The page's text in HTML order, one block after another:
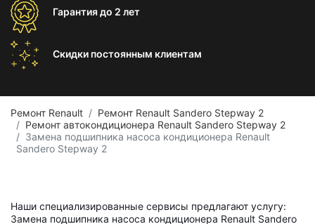
Гарантиядо 2 лет
Скидки постоянным клиентам
Ремонт Renault
Ремонт Renault Sandero Stepway 2
Ремонт автокондиционера Renault Sandero Stepway 2
Замена подшипника насоса кондиционера Renault
Sandero Stepway 2
Наши специализированные сервисы предлагают услугу:
Замена подшипника насоса кондиционера Renault Sandero